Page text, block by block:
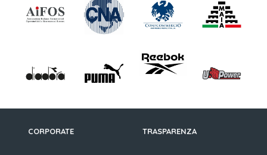
CORPORATE TRASPARENZA